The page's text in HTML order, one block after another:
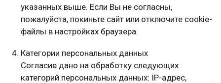
указанных выше. Если Вы не согласны,
пожалуйста, покиньте сайт или отключите cookie-
файлы в настройках браузера.
Категории персональных данных
Согласие дано на обработку следующих
категорий персональных данных: IP-адрес,